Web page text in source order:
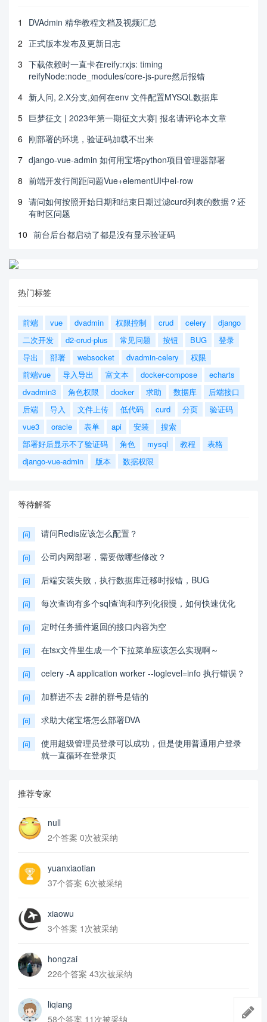
1
DVAdmin 精华教程文档及视频汇总
2 正式版本发布及更新日志
3 下载依赖时一直卡在reify:rxjs: timing
reifyNode:node_modules/core-js-pure然后报错
4 新人问, 2.X分支,如何在env 文件配置MYSQL数据库
5 巨梦征文 | 2023年第一期征文大赛| 报名请评论本文章
6 刚部署的环境，验证码加载不出来
7 django-vue-admin 如何用宝塔python项目管理器部署
8 前端开发行间距问题Vue+elementUI中el-row
9 请问如何按照开始日期和结束日期过滤curd列表的数据？还
有时区问题
10 前台后台都启动了都是没有显示验证码
热门标签
前端 vue dvadmin 权限控制 crud celery
django
二次开发
d2-crud-plus 常见问题 按钮 BUG
登录
导出
部署 websocket dvadmin-celery
权限
前端vue
导入导出 富文本 docker-compose
echarts
dvadmin3
角色权限 docker 求助 数据库
后端接口
后端
导入 文件上传 低代码 curd 分页
验证码
vue3
oracle 表单 api 安装
搜索
部署好后显示不了验证码
角色 mysql 教程
表格
django-vue-admin
版本 数据权限
等待解答
问 请问Redis应该怎么配置？
问 公司内网部署，需要做哪些修改？
问 后端安装失败，执行数据库迁移时报错，BUG
问 每次查询有多个sql查询和序列化很慢，如何快速优化
问 定时任务插件返回的接口内容为空
问 在tsx文件里生成一个下拉菜单应该怎么实现啊～
问 celery -A application worker --loglevel=info 执行错误？
问 加群进不去 2群的群号是错的
问 求助大佬宝塔怎么部署DVA
问
使用超级管理员登录可以成功，但是使用普通用户登录
就一直循环在登录页
推荐专家
null
2个答案 0次被采纳
yuanxiaotian
37个答案 6次被采纳
xiaowu
3个答案 1次被采纳
hongzai
226个答案 43次被采纳
liqiang
58个答案 11次被采纳